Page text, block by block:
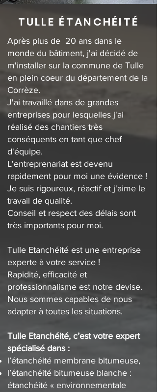
TULLE ÉTANCHÉITÉ
Après plus de 20 ans dans le
monde du bâtiment, j'ai décidé de
m'installer sur la commune de Tulle
en plein coeur du département de la
Corrèze.
J'ai travaillé dans de grandes
entreprises pour lesquelles j'ai
réalisé des chantiers très
conséquents en tant que chef
d'équipe.
L'entreprenariat est devenu
rapidement pour moi une évidence !
Je suis rigoureux, réactif et j'aime le
travail de qualité.
Conseil et respect des délais sont
très importants pour moi.
Tulle Etanchéité est une entreprise
experte à votre service !
Rapidité, efficacité et
professionnalisme est notre devise.
Nous sommes capables de nous
adapter à toutes les situations.
Tulle Etanchéité, c’est votre expert
spécialisé dans :
l’étanchéité membrane bitumeuse,
l’étanchéité bitumeuse blanche :
étanchéité « environnementale